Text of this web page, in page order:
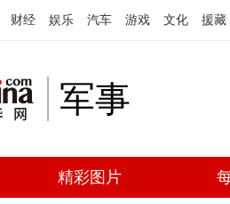
财经 娱乐 汽车 游戏 文化 援藏
军事
精彩图片